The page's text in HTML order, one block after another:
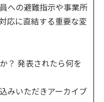
への避難指示や事業所
応に直結する重要な変
？ 発表されたら何を
みいただきアーカイブ